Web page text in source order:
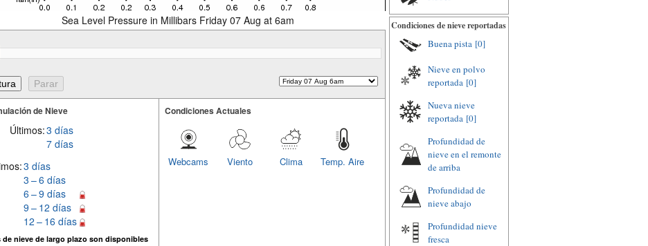
Sea Level Pressure in Millibars Friday 07 Aug at 6am
de Nieve
Últimos:3 días
7 días
3 días
3 – 6 días
6 – 9 días
9 – 12 días
12 – 16 días
de nieve de largo plazo son disponibles
Condiciones Actuales
Temp. Aire
Clima
Viento
Webcams
Condiciones de nieve reportadas
Buena pista [0]
Nieve en polvo
reportada [0]
Nueva nieve
reportada [0]
Profundidad de
nieve en el remonte
de arriba
Profundidad de
nieve abajo
Profundidad nieve
fresca